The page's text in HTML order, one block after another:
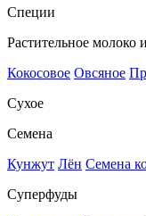
Специи
Растительное молоко
Кокосовое Овсяное
Сухое
Семена
Кунжут Лён Семена
Суперфуды